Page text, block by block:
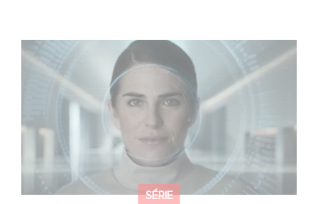
SÉRIE
La nouvelle production Gaumont USA : « Futuro Desierto